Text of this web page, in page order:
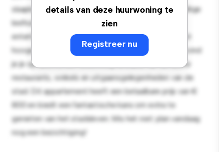
details van deze huurwoning te
zien
Registreer nu
slaapkamerappartement biedt een stijlvolle en gezellige
leefruimte. De open indeling is perfect voor
entertainment en de strakke keuken is uitgerust met
hoogwaardige apparatuur. Dankzij de toplocatie bevind
je je op slechts een steenworp afstand van de beste
restaurants, winkels en uitgaansgelegenheden van de
stad. Dit appartement heeft een betaalbare prijs van €
800 en biedt een fantastische kans om extra te
genieten van het stadsleven. Mis het niet: plan vandaag
nog een bezichtiging!